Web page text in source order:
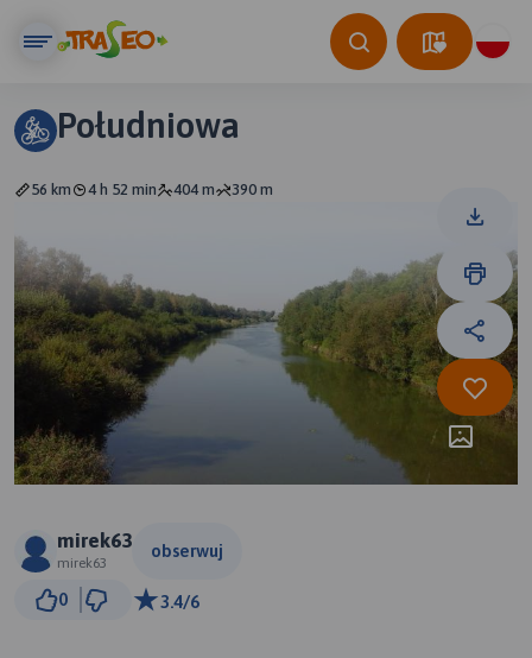
Południowa
56 km 4 h 52 min 404 m 390 m
mirek63
mirek63
obserwuj
0 3.4/6